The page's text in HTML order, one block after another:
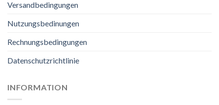
Versandbedingungen
Nutzungsbedinungen
Rechnungsbedingungen
Datenschutzrichtlinie
INFORMATION